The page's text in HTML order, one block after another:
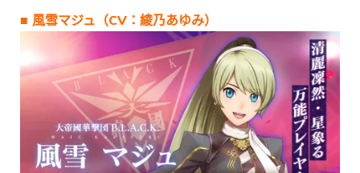
■ 風雪マジュ（CV：綾乃あゆみ）